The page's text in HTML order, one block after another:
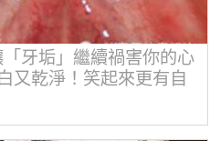
牙垢」繼續禍害你的心
又乾淨！笑起來更有自